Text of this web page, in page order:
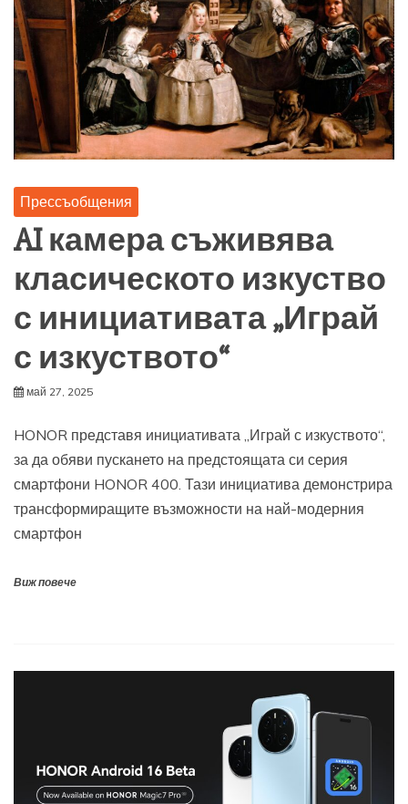
Прессъобщения
AI камера съживява
класическото изкуство
с инициативата „Играй
с изкуството“
май 27, 2025
HONOR представя инициативата „Играй с изкуството“,
за да обяви пускането на предстоящата си серия
смартфони HONOR 400. Тази инициатива демонстрира
трансформиращите възможности на най-модерния
смартфон
Виж повече